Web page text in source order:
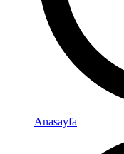
Anasayfa